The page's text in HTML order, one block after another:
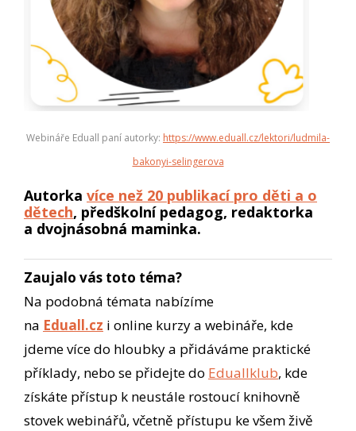
Webináře Eduall paní autorky: https://www.eduall.cz/lektori/ludmila-
bakonyi-selingerova
Autorka více než 20 publikací pro děti a o
dětech, předškolní pedagog, redaktorka
a dvojnásobná maminka.
Zaujalo vás toto téma?
Na podobná témata nabízíme
na Eduall.cz i online kurzy a webináře, kde
jdeme více do hloubky a přidáváme praktické
příklady, nebo se přidejte do Eduallklub, kde
získáte přístup k neustále rostoucí knihovně
stovek webinářů, včetně přístupu ke všem živě